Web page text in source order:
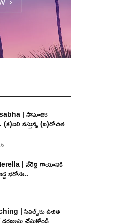
| సామాజిక
వస్తున్న (వి)రోచిత
| నేరెళ్ల గాయానికి
భరోసా..
| సివిల్స్‌కు ఉచిత
ద‌ర‌ఖాస్తు చేసుకోండి